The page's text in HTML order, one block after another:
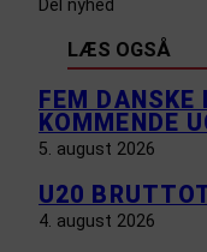
Del nyhed
LÆS OGSÅ
FEM DANSKE
KOMMENDE
5. august 2026
U20
4. august 2026